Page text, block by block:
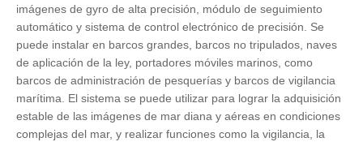
imágenes de gyro de alta precisión, módulo de seguimiento
automático y sistema de control electrónico de precisión. Se
puede instalar en barcos grandes, barcos no tripulados, naves
de aplicación de la ley, portadores móviles marinos, como
barcos de administración de pesquerías y barcos de vigilancia
marítima. El sistema se puede utilizar para lograr la adquisición
estable de las imágenes de mar diana y aéreas en condiciones
complejas del mar, y realizar funciones como la vigilancia, la